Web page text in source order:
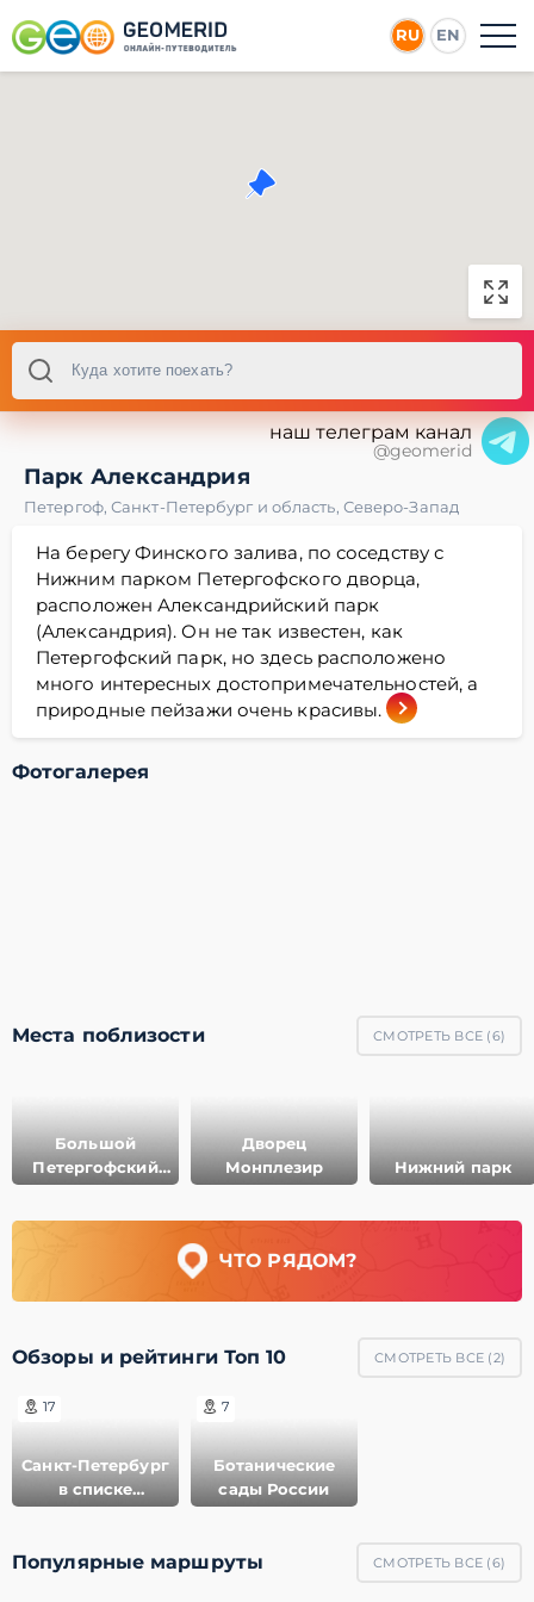
RU EN
наш телеграм канал
@geomerid
Парк Александрия
Петергоф,Санкт-Петербург и область, Северо-Запад
На берегу Финского залива, по соседству с
Нижним парком Петергофского дворца,
расположен Александрийский парк
(Александрия). Он не так известен, как
Петергофский парк, но здесь расположено
много интересных достопримечательностей, а
природные пейзажи очень красивы.
Фотогалерея
Места поблизости СМОТРЕТЬ ВСЕ (6)
Большой
Петергофский
Дворец
Дворец
Монплезир
Нижний парк
ЧТО РЯДОМ?
Обзоры и рейтинги Топ 10 СМОТРЕТЬ ВСЕ (2)
17
Санкт-Петербург
в списке
ЮНЕСКО
7
Ботанические
сады России
Популярные маршруты СМОТРЕТЬ ВСЕ (6)